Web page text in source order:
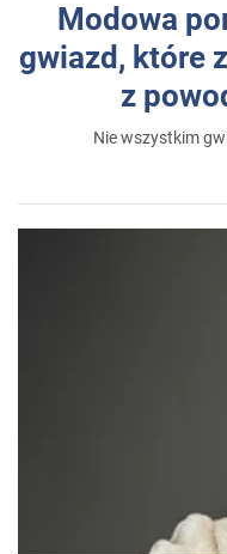
Modowa
gwiazd, które
z
Nie wszystkim